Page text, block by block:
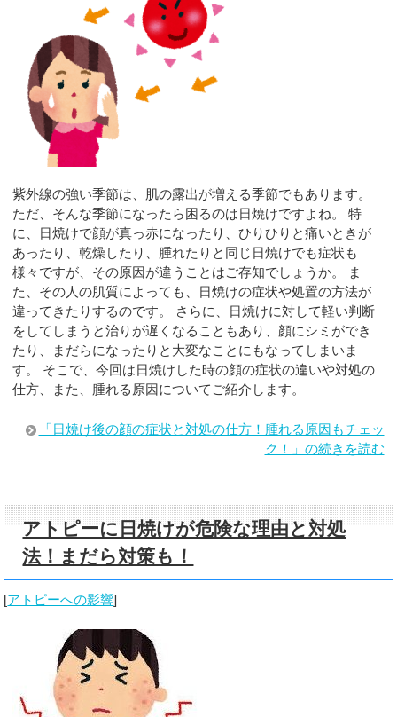
紫外線の強い季節は、肌の露出が増える季節でもあります。
ただ、そんな季節になったら困るのは日焼けですよね。 特
に、日焼けで顔が真っ赤になったり、ひりひりと痛いときが
あったり、乾燥したり、腫れたりと同じ日焼けでも症状も
様々ですが、その原因が違うことはご存知でしょうか。 ま
た、その人の肌質によっても、日焼けの症状や処置の方法が
違ってきたりするのです。 さらに、日焼けに対して軽い判断
をしてしまうと治りが遅くなることもあり、顔にシミができ
たり、まだらになったりと大変なことにもなってしまいま
す。 そこで、今回は日焼けした時の顔の症状の違いや対処の
仕方、また、腫れる原因についてご紹介します。
「日焼け後の顔の症状と対処の仕方！腫れる原因もチェッ
ク！」の続きを読む
アトピーに日焼けが危険な理由と対処
法！まだら対策も！
[アトピーへの影響]